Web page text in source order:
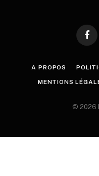
A PROPOS
MENTIONS
© 2026